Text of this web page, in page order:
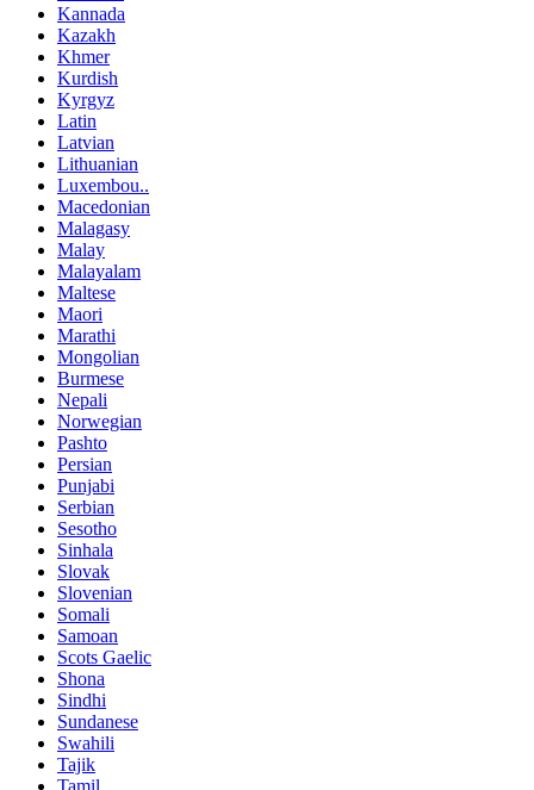
Kannada
Kazakh
Khmer
Kurdish
Kyrgyz
Latin
Latvian
Lithuanian
Luxembou..
Macedonian
Malagasy
Malay
Malayalam
Maltese
Maori
Marathi
Mongolian
Burmese
Nepali
Norwegian
Pashto
Persian
Punjabi
Serbian
Sesotho
Sinhala
Slovak
Slovenian
Somali
Samoan
Scots Gaelic
Shona
Sindhi
Sundanese
Swahili
Tajik